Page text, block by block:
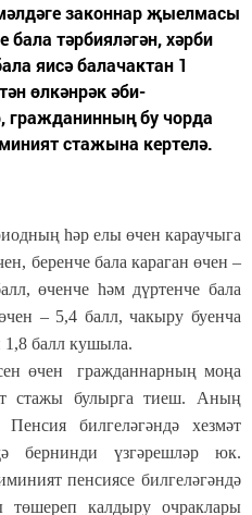
законнар җыелмасы
тәрбияләгән, хәрби
яисә балачактан 1
өлкәнрәк әби-
гражданинның бу чорда
стажына кертелә.
һәр елы өчен караучыга
беренче бала караган өчен –
өченче һәм дүртенче бала
– 5,4 балл, чакыру буенча
1,8 балл кушыла.
өчен гражданнарның моңа
стажы булырга тиеш. Аның
билгеләгәндә хезмәт
бернинди үзгәрешләр юк.
пенсиясе билгеләгәндә
төшереп калдыру очраклары